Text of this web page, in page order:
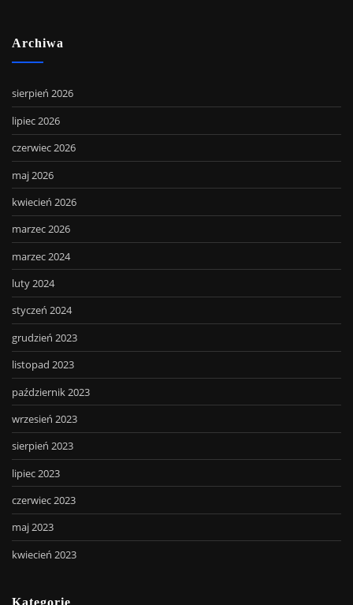
Archiwa
sierpień 2026
lipiec 2026
czerwiec 2026
maj 2026
kwiecień 2026
marzec 2026
marzec 2024
luty 2024
styczeń 2024
grudzień 2023
listopad 2023
październik 2023
wrzesień 2023
sierpień 2023
lipiec 2023
czerwiec 2023
maj 2023
kwiecień 2023